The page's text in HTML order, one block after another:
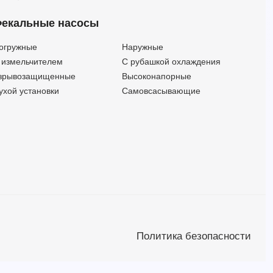
насосы
Наружные
С рубашкой охлаждения
Высоконапорные
установки
Самовсасывающие
Политика безопасности